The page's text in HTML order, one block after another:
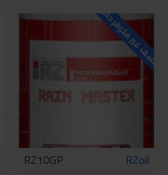
للاسف غير متوفر حاليا
RZoil
RZ10GP